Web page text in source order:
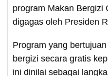
program Makan Bergizi
digagas oleh Presiden
Program yang
bergizi secara gratis
ini dinilai sebagai